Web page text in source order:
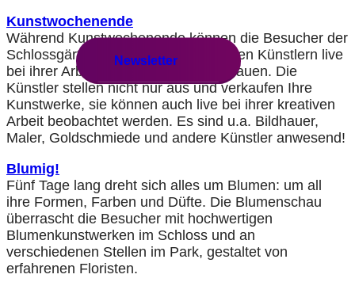
Newsletter
Kunstwochenende
Während Kunstwochenende können die Besucher der
Schlossgärten Arcen wieder dutzenden Künstlern live
bei ihrer Arbeit über die Schulter schauen. Die
Künstler stellen nicht nur aus und verkaufen Ihre
Kunstwerke, sie können auch live bei ihrer kreativen
Arbeit beobachtet werden. Es sind u.a. Bildhauer,
Maler, Goldschmiede und andere Künstler anwesend!
Blumig!
Fünf Tage lang dreht sich alles um Blumen: um all
ihre Formen, Farben und Düfte. Die Blumenschau
überrascht die Besucher mit hochwertigen
Blumenkunstwerken im Schloss und an
verschiedenen Stellen im Park, gestaltet von
erfahrenen Floristen.